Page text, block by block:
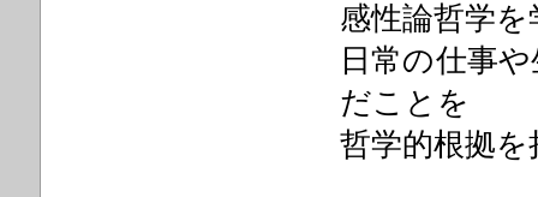
感性論哲学を
日常の仕事
だことを
哲学的根拠